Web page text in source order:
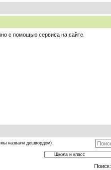
с помощью сервиса на сайте.
назвали дешвордом)
Поиск: